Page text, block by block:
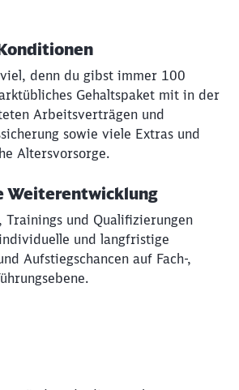
denn du gibst immer 100
Gehaltspaket mit in der
Arbeitsverträgen und
sowie viele Extras und
Altersvorsorge.
Weiterentwicklung
Trainings und Qualifizierungen
und langfristige
Aufstiegschancen auf Fach-,